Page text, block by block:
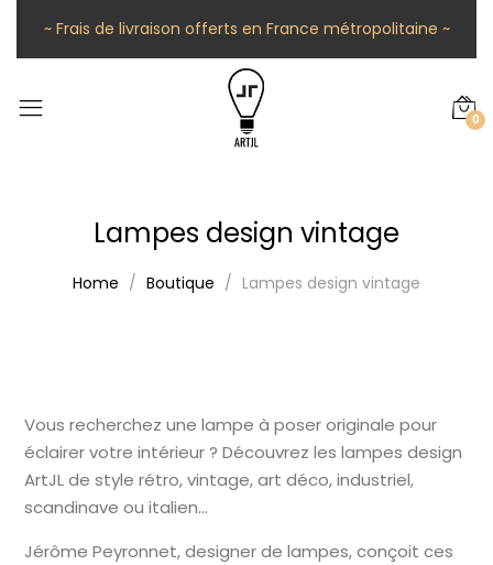
~ Frais de livraison offerts en France métropolitaine ~
0
Lampes design vintage
Home Boutique Lampes design vintage
Vous recherchez une lampe à poser originale pour
éclairer votre intérieur ? Découvrez les lampes design
ArtJL de style rétro, vintage, art déco, industriel,
scandinave ou italien…
Jérôme Peyronnet, designer de lampes, conçoit ces